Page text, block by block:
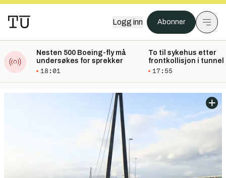
Logg inn Abonner
Nesten 500 Boeing-fly må
undersøkes for sprekker
18:01
To til sykehus etter
frontkollisjon i tunnel
Vaksdal
17:55